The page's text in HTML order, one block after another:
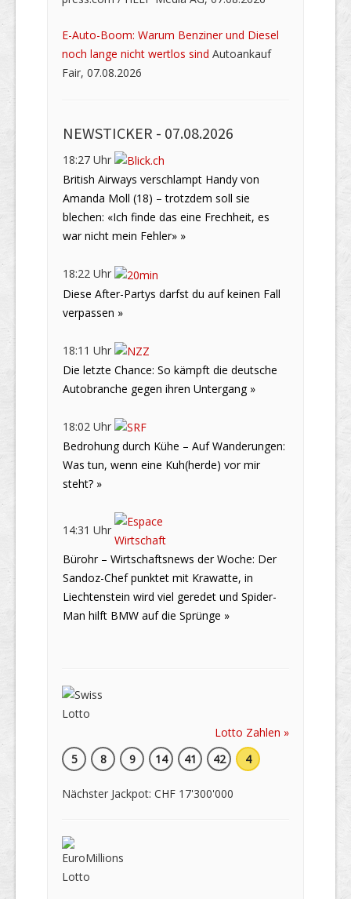
E-Auto-Boom: Warum Benziner und Diesel
noch lange nicht wertlos sind Autoankauf
Fair, 07.08.2026
NEWSTICKER - 07.08.2026
18:27 Uhr
British Airways verschlampt Handy von
Amanda Moll (18) – trotzdem soll sie
blechen: «Ich finde das eine Frechheit, es
war nicht mein Fehler» »
18:22 Uhr
Diese After-Partys darfst du auf keinen Fall
verpassen »
18:11 Uhr
Die letzte Chance: So kämpft die deutsche
Autobranche gegen ihren Untergang »
18:02 Uhr
Bedrohung durch Kühe – Auf Wanderungen:
Was tun, wenn eine Kuh(herde) vor mir
steht? »
14:31 Uhr
Bürohr – Wirtschaftsnews der Woche: Der
Sandoz-Chef punktet mit Krawatte, in
Liechtenstein wird viel geredet und Spider-
Man hilft BMW auf die Sprünge »
Lotto Zahlen »
5
8 9 14 41 42 4
Nächster Jackpot: CHF 17'300'000